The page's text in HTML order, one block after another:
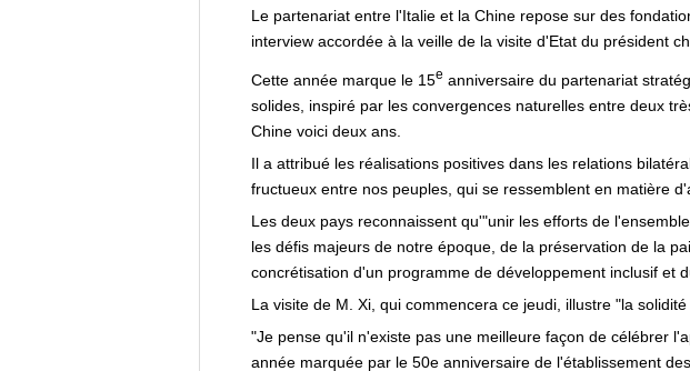
Le partenariat entre l'Italie et la Chine repose sur des
interview accordée à la veille de la visite d'Etat du président
Cette année marque le 15e anniversaire du partenariat
solides, inspiré par les convergences naturelles entre deux
Chine voici deux ans.
Il a attribué les réalisations positives dans les relations
fructueux entre nos peuples, qui se ressemblent en matière
Les deux pays reconnaissent qu'"unir les efforts de
les défis majeurs de notre époque, de la préservation de la
concrétisation d'un programme de développement inclusif et
La visite de M. Xi, qui commencera ce jeudi, illustre "la
"Je pense qu'il n'existe pas une meilleure façon de célébrer
année marquée par le 50e anniversaire de l'établissement